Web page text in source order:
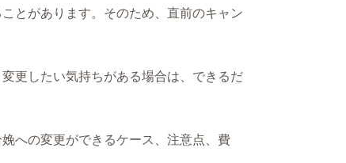
とがあります。そのため、直前のキャン
更したい気持ちがある場合は、できるだ
への変更ができるケース、注意点、費